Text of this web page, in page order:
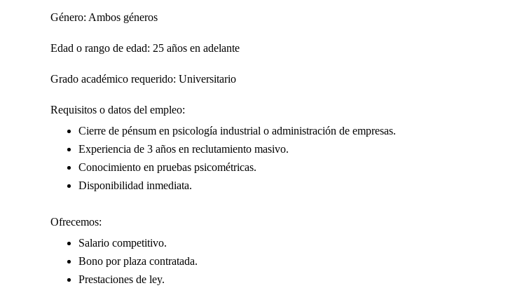
Género: Ambos géneros
Edad o rango de edad: 25 años en adelante
Grado académico requerido: Universitario
Requisitos o datos del empleo:
Cierre de pénsum en psicología industrial o administración de empresas.
Experiencia de 3 años en reclutamiento masivo.
Conocimiento en pruebas psicométricas.
Disponibilidad inmediata.
Ofrecemos:
Salario competitivo.
Bono por plaza contratada.
Prestaciones de ley.